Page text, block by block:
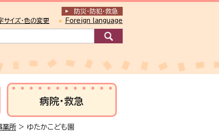
防災・防犯・救急
サイズ・色の変更
Foreign language
病院・救急
業所 > ゆたかこども園